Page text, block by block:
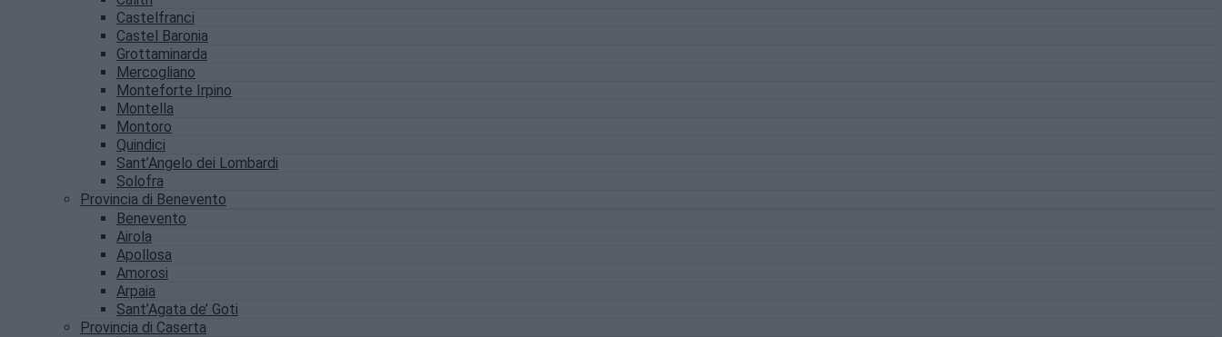
Castelfranci
Castel Baronia
Grottaminarda
Mercogliano
Monteforte Irpino
Montella
Montoro
Quindici
Sant’Angelo dei Lombardi
Solofra
Provincia di Benevento
Benevento
Airola
Apollosa
Amorosi
Arpaia
Sant’Agata de’ Goti
Provincia di Caserta